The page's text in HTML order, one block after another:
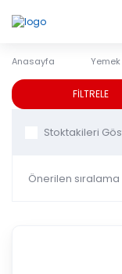
Anasayfa Yemek
YemekFİLTRELE